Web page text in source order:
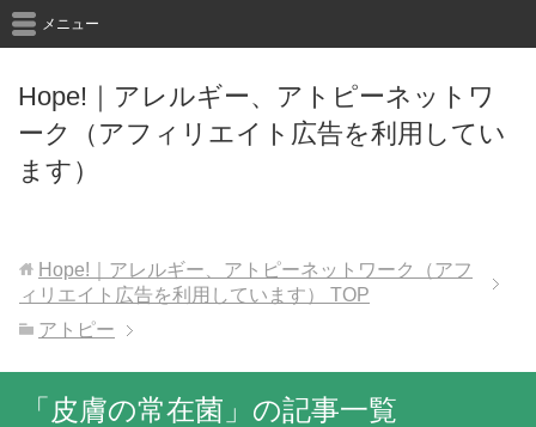
Hope!｜アレルギー、アトピーネットワ
ーク（アフィリエイト広告を利用してい
ます）
メニュー
Hope!｜アレルギー、アトピーネットワーク（アフ
ィリエイト広告を利用しています）
TOP
アトピー
「皮膚の常在菌」の記事一覧